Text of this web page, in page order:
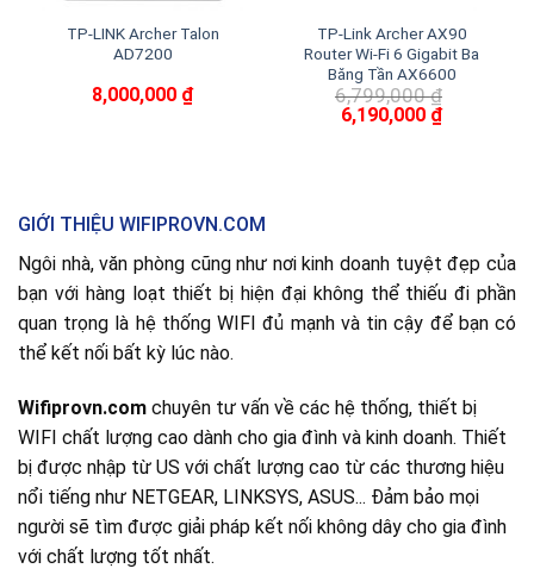
TP-LINK Archer Talon
AD7200
8,000,000 ₫
TP-Link Archer AX90
Router Wi-Fi 6 Gigabit Ba
Băng Tần AX6600
6,799,000₫
Giá
6,190,000 ₫Giá
GIỚI THIỆU WIFIPROVN.COM
Ngôi nhà, văn phòng cũng như nơi kinh doanh tuyệt đẹp của
bạn với hàng loạt thiết bị hiện đại không thể thiếu đi phần
quan trọng là hệ thống WIFI đủ mạnh và tin cậy để bạn có
thể kết nối bất kỳ lúc nào.
Wifiprovn.com chuyên tư vấn về các hệ thống, thiết bị
WIFI chất lượng cao dành cho gia đình và kinh doanh. Thiết
bị được nhập từ US với chất lượng cao từ các thương hiệu
nổi tiếng như NETGEAR, LINKSYS, ASUS... Đảm bảo mọi
người sẽ tìm được giải pháp kết nối không dây cho gia đình
với chất lượng tốt nhất.